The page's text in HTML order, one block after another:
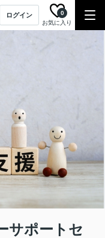
ログイン
お気に入り
0
サポートセ